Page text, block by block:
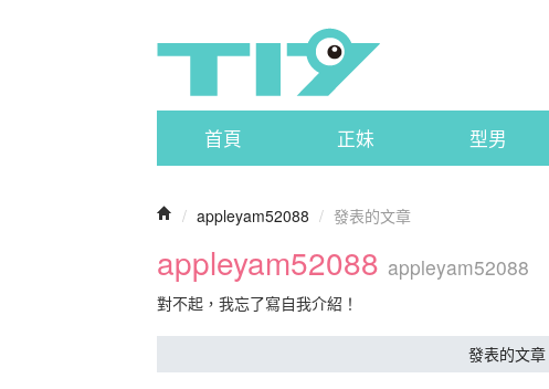
首頁 正妹 型男
/ appleyam52088 / 發表的文章
appleyam52088 appleyam52088
對不起，我忘了寫自我介紹！
發表的文章